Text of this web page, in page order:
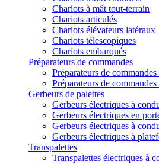
Chariots à mât tout-terrain
Chariots articulés
Chariots élévateurs latéraux
Chariots télescopiques
Chariots embarqués
Préparateurs de commandes
Préparateurs de commandes
Préparateurs de
Gerbeurs de palettes
Gerbeurs électriques à
Gerbeurs électriques en
Gerbeurs électriques à
Gerbeurs électriques à
Transpalettes
Transpalettes électriques à